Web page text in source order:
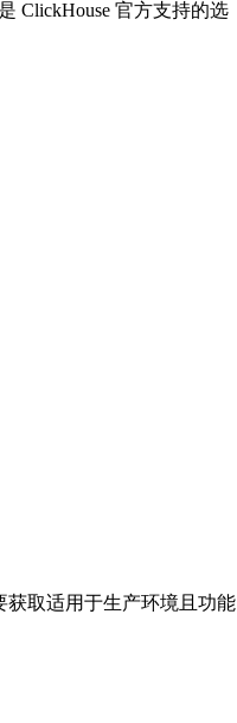
ClickHouse 官方支持的选
获取适用于生产环境且功能